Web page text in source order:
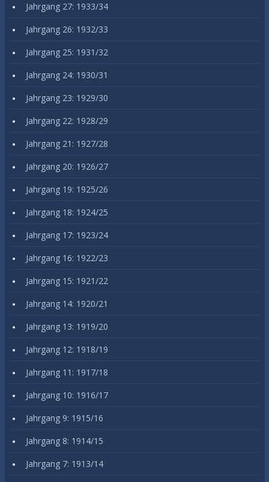
Jahrgang 27: 1933/34
Jahrgang 26: 1932/33
Jahrgang 25: 1931/32
Jahrgang 24: 1930/31
Jahrgang 23: 1929/30
Jahrgang 22: 1928/29
Jahrgang 21: 1927/28
Jahrgang 20: 1926/27
Jahrgang 19: 1925/26
Jahrgang 18: 1924/25
Jahrgang 17: 1923/24
Jahrgang 16: 1922/23
Jahrgang 15: 1921/22
Jahrgang 14: 1920/21
Jahrgang 13: 1919/20
Jahrgang 12: 1918/19
Jahrgang 11: 1917/18
Jahrgang 10: 1916/17
Jahrgang 9: 1915/16
Jahrgang 8: 1914/15
Jahrgang 7: 1913/14